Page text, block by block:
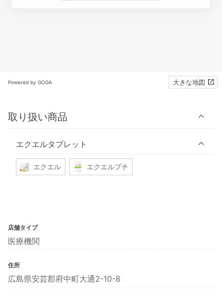
Powered by GOGA 大きな地図
取り扱い商品
エクエルタブレット
エクエル エクエルプチ
店舗タイプ
医療機関
住所
広島県安芸郡府中町大通2-10-8